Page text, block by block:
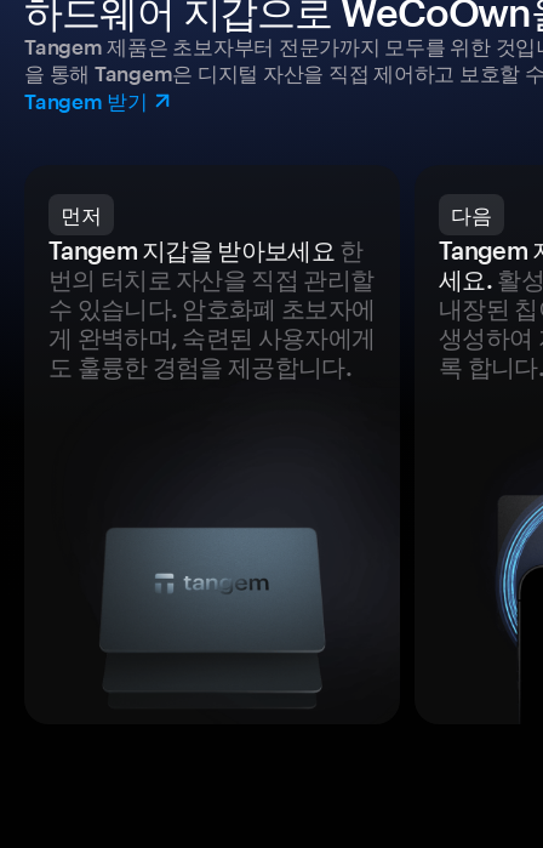
하드웨어 지갑으로
Tangem 제품은 초보자부터 전문가까지 모두를 위한 것
을 통해 Tangem은 디지털 자산을 직접 제어하고 보호할
Tangem 받기
먼저
Tangem 지갑을 받아보세요 한
번의 터치로 자산을 직접 관리할
수 있습니다. 암호화폐 초보자에
게 완벽하며, 숙련된 사용자에게
도 훌륭한 경험을 제공합니다.
다음
Tangem
세요.활
내장된
생성하여
록 합니다.